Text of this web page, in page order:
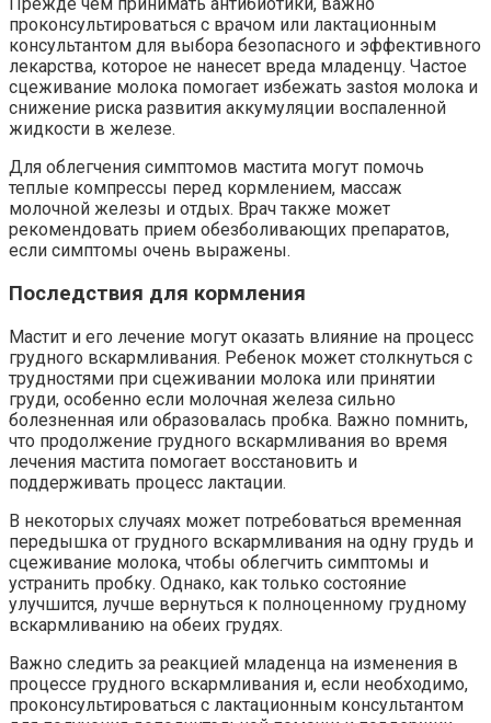
проконсультироваться с врачом или лактационным
консультантом для выбора безопасного и эффективного
лекарства, которое не нанесет вреда младенцу. Частое
сцеживание молока помогает избежать зastoя молока и
снижение риска развития аккумуляции воспаленной
жидкости в железе.
Для облегчения симптомов мастита могут помочь
теплые компрессы перед кормлением, массаж
молочной железы и отдых. Врач также может
рекомендовать прием обезболивающих препаратов,
если симптомы очень выражены.
Последствия для кормления
Мастит и его лечение могут оказать влияние на процесс
грудного вскармливания. Ребенок может столкнуться с
трудностями при сцеживании молока или принятии
груди, особенно если молочная железа сильно
болезненная или образовалась пробка. Важно помнить,
что продолжение грудного вскармливания во время
лечения мастита помогает восстановить и
поддерживать процесс лактации.
В некоторых случаях может потребоваться временная
передышка от грудного вскармливания на одну грудь и
сцеживание молока, чтобы облегчить симптомы и
устранить пробку. Однако, как только состояние
улучшится, лучше вернуться к полноценному грудному
вскармливанию на обеих грудях.
Важно следить за реакцией младенца на изменения в
процессе грудного вскармливания и, если необходимо,
проконсультироваться с лактационным консультантом